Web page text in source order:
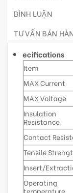
BÌNH LUẬN
TƯ VẤN BÁN
ecifications
Item
MAX Current
MAX Voltage
Insulation
Resistance
Contact
Tensile
Insert/
Operating